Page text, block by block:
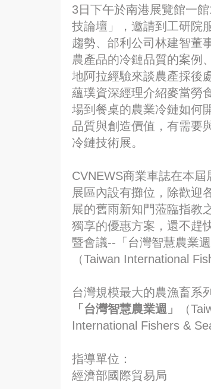
3日下午於南港展覽館一
技論壇」，邀請到工研院
趨勢、邰利公司林建智董
農產品的冷鏈品質的案例
地阿拉經驗來談農產採後
蘊璞資深經理介紹麥當勞
場到餐桌的農業冷鏈如何
品質與創造價值，有需要
冷鏈技術展。
CVNEWS商業車誌在本
展區內設有攤位，除歡迎
展的舊雨新知門蒞臨指教
獨享的優惠方案，還不趕
暨會議--「台灣智慧農業
（Taiwan International
台灣規模最大的農漁畜系
「台灣智慧農業週」
（
International Fishers &
指導單位：
經濟部國際貿易局